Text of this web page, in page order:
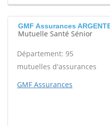
GMF Assurances
Mutuelle Santé Sénior
Département: 95
mutuelles d'assurances
GMF Assurances